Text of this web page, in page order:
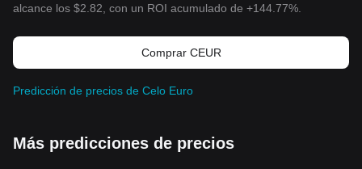
alcance los $2.82 , con un ROI acumulado de +144.77%.
Comprar CEUR
Predicción de precios de Celo Euro
Más predicciones de precios